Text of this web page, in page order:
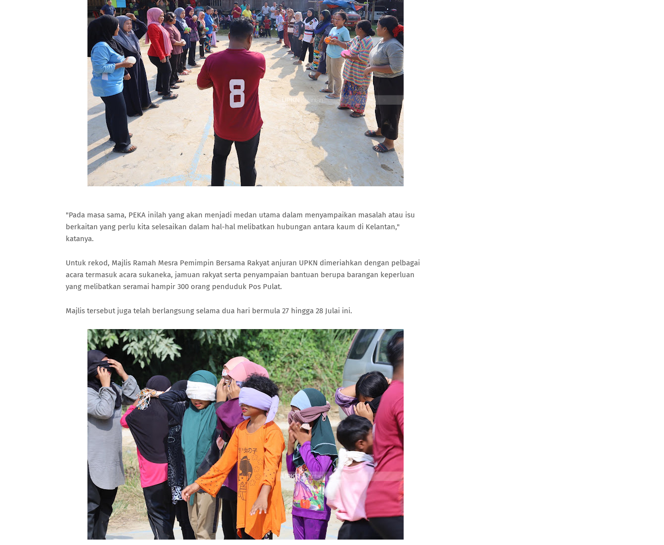
"Pada masa sama, PEKA inilah yang akan menjadi medan utama dalam menyampaikan masalah atau isu
berkaitan yang perlu kita selesaikan dalam hal-hal melibatkan hubungan antara kaum di Kelantan,"
katanya.
Untuk rekod, Majlis Ramah Mesra Pemimpin Bersama Rakyat anjuran UPKN dimeriahkan dengan pelbagai
acara termasuk acara sukaneka, jamuan rakyat serta penyampaian bantuan berupa barangan keperluan
yang melibatkan seramai hampir 300 orang penduduk Pos Pulat.
Majlis tersebut juga telah berlangsung selama dua hari bermula 27 hingga 28 Julai ini.